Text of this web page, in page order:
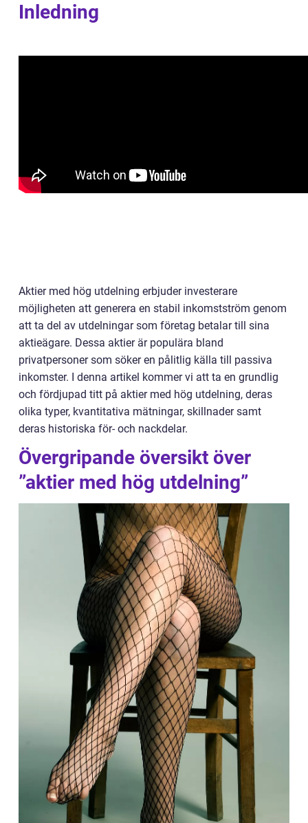
Inledning
Aktier med hög utdelning erbjuder investerare
möjligheten att generera en stabil inkomstström genom
att ta del av utdelningar som företag betalar till sina
aktieägare. Dessa aktier är populära bland
privatpersoner som söker en pålitlig källa till passiva
inkomster. I denna artikel kommer vi att ta en grundlig
och fördjupad titt på aktier med hög utdelning, deras
olika typer, kvantitativa mätningar, skillnader samt
deras historiska för- och nackdelar.
Övergripande översikt över
”aktier med hög utdelning”